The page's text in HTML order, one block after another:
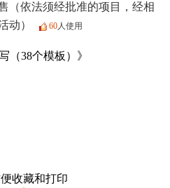
（依法须经批准的项目，经相
动）
60人使用
（38个模板）》
收藏和打印